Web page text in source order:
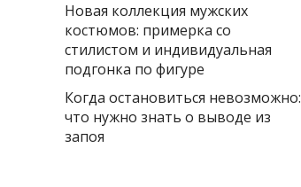
Новая коллекция мужских
костюмов: примерка со
стилистом и индивидуальная
подгонка по фигуре
Когда остановиться невозможно:
что нужно знать о выводе из
запоя